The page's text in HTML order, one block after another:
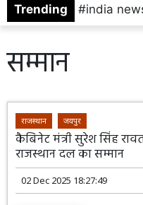
Trending india
सम्मान
राजस्थान जयपुर
कैबिनेट मंत्री सुरेश सिंह
राजस्थान दल का सम्मान
02 Dec 2025 18:27:49